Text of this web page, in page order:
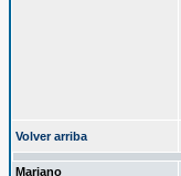
Volver arriba
Mariano